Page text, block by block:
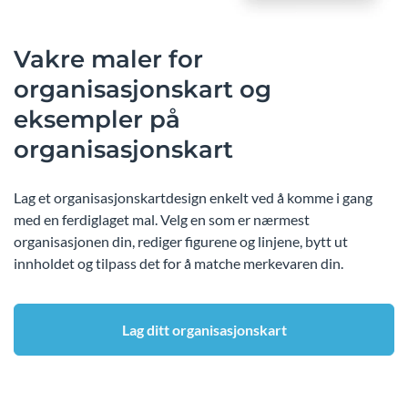
Vakre maler for
organisasjonskart og
eksempler på
organisasjonskart
Lag et organisasjonskartdesign enkelt ved å komme i gang
med en ferdiglaget mal. Velg en som er nærmest
organisasjonen din, rediger figurene og linjene, bytt ut
innholdet og tilpass det for å matche merkevaren din.
Lag ditt organisasjonskart